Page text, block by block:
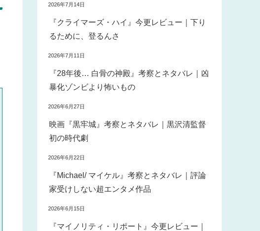
2026年7月14日
『クライマーズ・ハイ』今更レビュー｜下り
るために、登るんさ
2026年7月11日
『28年後… 白骨の神殿』考察とネタバレ｜凶
暴化ゾンビより怖いもの
2026年6月27日
映画『黒牢城』考察とネタバレ｜黒沢清監督
初の時代劇
2026年6月22日
『Michael/ マイケル』考察とネタバレ｜評論
家受けしない超エンタメ作品
2026年6月15日
『マイノリティ・リポート』今更レビュー｜